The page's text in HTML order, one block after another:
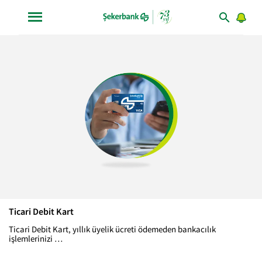
Ticari Debit Kart
Ticari Debit Kart, yıllık üyelik ücreti ödemeden bankacılık
işlemlerinizi